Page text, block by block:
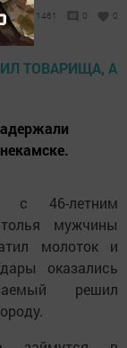
1461 0 0
с 46-летним
мужчины
молоток и
оказались
решил